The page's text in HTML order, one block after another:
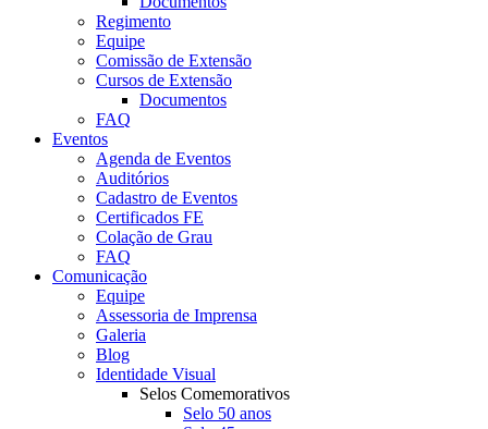
Regimento
Equipe
Comissão de Extensão
Cursos de Extensão
Documentos
FAQ
Eventos
Agenda de Eventos
Auditórios
Cadastro de Eventos
Certificados FE
Colação de Grau
FAQ
Comunicação
Equipe
Assessoria de Imprensa
Galeria
Blog
Identidade Visual
Selos Comemorativos
Selo 50 anos